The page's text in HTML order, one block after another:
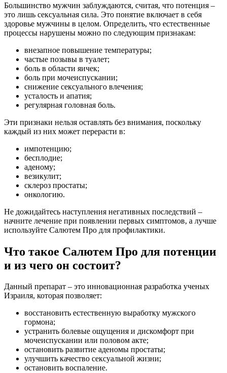
Большинство мужчин заблуждаются, считая, что потенция –
это лишь сексуальная сила. Это понятие включает в себя
здоровье мужчины в целом. Определить, что естественные
процессы нарушены можно по следующим признакам:
внезапное повышение температуры;
частые позывы в туалет;
боль в области яичек;
боль при мочеиспускании;
снижение сексуального влечения;
усталость и апатия;
регулярная головная боль.
Эти признаки нельзя оставлять без внимания, поскольку
каждый из них может перерасти в:
импотенцию;
бесплодие;
аденому;
везикулит;
склероз простаты;
онкологию.
Не дожидайтесь наступления негативных последствий –
начните лечение при появлении первых симптомов, а лучше
используйте Салютем Про для профилактики.
Что такое Салютем Про для потенции
и из чего он состоит?
Данный препарат – это инновационная разработка ученых
Израиля, которая позволяет:
восстановить естественную выработку мужского
гормона;
устранить болевые ощущения и дискомфорт при
мочеиспускании или половом акте;
остановить развитие аденомы простаты;
улучшить качество сексуальной жизни;
остановить воспаление.